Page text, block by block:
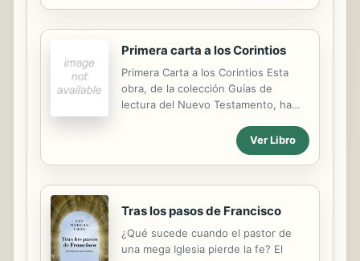
desinteresadamente nos autorizaron
sincréticos, su riqueza simbólica,
hacen que la tradición yoruba llegada
hsta hoy esté impregnada de
referencias culturales, principios y
obstante asumir marcadamente los
valores que deben regir al hombre
en su accionar social, para alcanzar
una equidad...
Primera carta a los Corintios
Primera Carta a los Corintios Esta
obra, de la colección Guías de
lectura del Nuevo Testamento, ha
comprensión de la primera Carta a
los Corintios, ya que en el discurso
paulino es frecuente el uso de
vocablos, expresiones, imágenes y
hablar y de expresarse de nuestra
época. El libro consta de una
introducción y de los comentarios al
Ver Libro
Tras los pasos de Francisco
¿Qué sucede cuando el pastor de
una mega Iglesia pierde la fe? El